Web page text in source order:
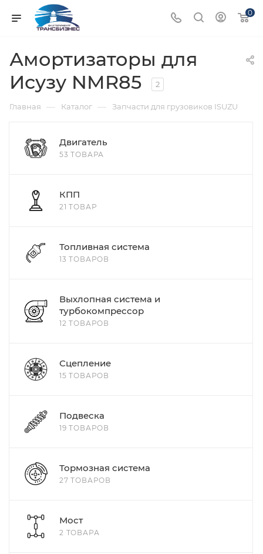
0
Амортизаторы для
Исузу NMR85
2
Главная — Каталог — Запчасти для грузовиков ISUZU
Двигатель
53 ТОВАРА
КПП
21 ТОВАР
Топливная система
13 ТОВАРОВ
Выхлопная система и
турбокомпрессор
12 ТОВАРОВ
Сцепление
15 ТОВАРОВ
Подвеска
19 ТОВАРОВ
Тормозная система
27 ТОВАРОВ
Мост
2 ТОВАРА